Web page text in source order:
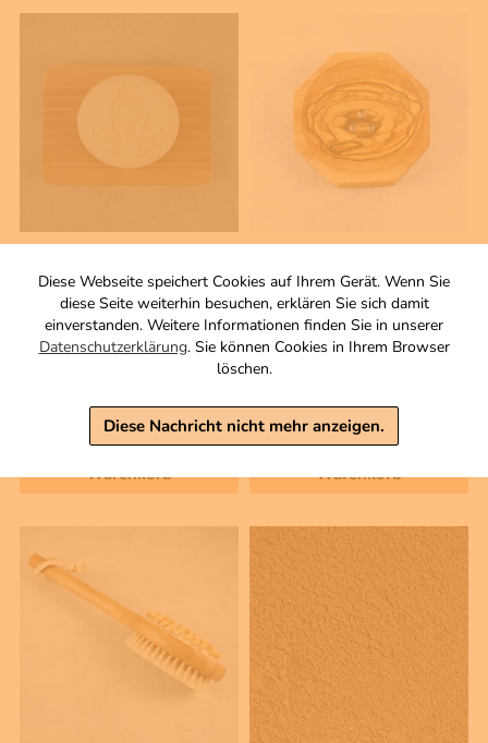
Diese Webseite speichert Cookies auf Ihrem Gerät. Wenn Sie
diese Seite weiterhin besuchen, erklären Sie sich damit
einverstanden. Weitere Informationen finden Sie in unserer
Datenschutzerklärung. Sie können Cookies in Ihrem Browser
löschen.
Diese Nachricht nicht mehr anzeigen.
Gesichtsseife mit Aloe
Vera und Schafmilch
klassik
Zutaten
Grundpreis 1 KG: 170,00 €
Warenkorb
Seifenschale rund,
achteckig
9 x 9cm
9,50 €
Warenkorb